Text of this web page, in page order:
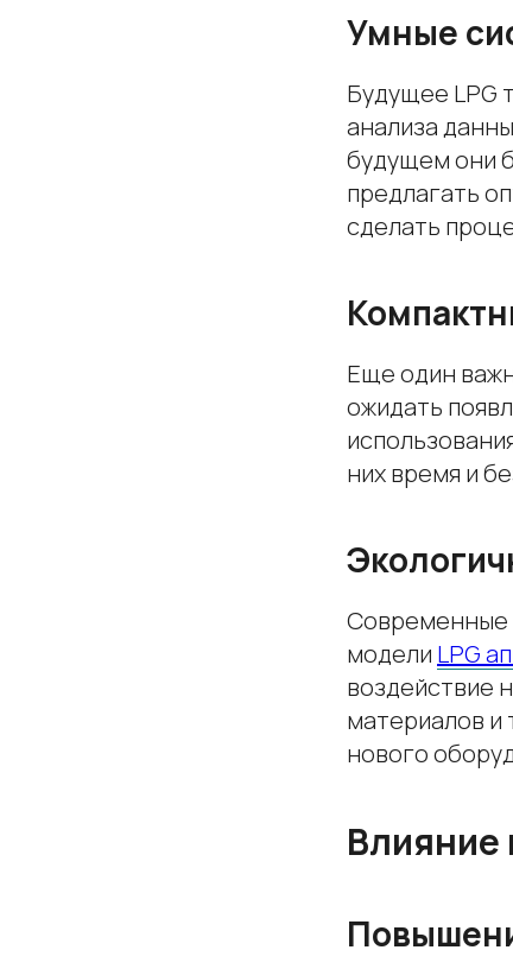
Умные
Будущее LPG
анализа
будущем они
предлагать
сделать
Еще один
ожидать
них время и
Современные
модели LPG
воздействие
материалов и
нового
Влияние